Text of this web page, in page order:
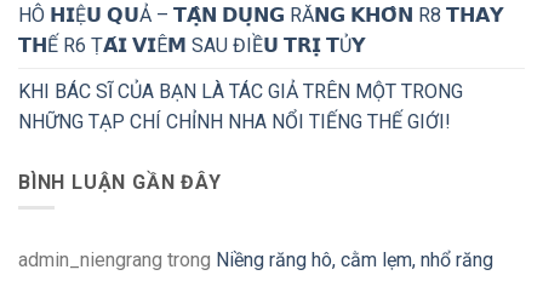
HÔ 𝗛𝗜Ệ𝗨 𝗤𝗨Ả – 𝗧𝗔̣̂𝗡 𝗗𝗨̣𝗡𝗚 RĂ𝗡𝗚 𝗞𝗛𝗢̂𝗡 R8 𝗧𝗛𝗔𝗬
𝗧𝗛Ế R6 Ṭ𝗔́𝗜 𝗩𝗜Ê𝗠 SAU ĐIỀ𝗨 𝗧𝗥𝗜̣ 𝗧Ủ𝗬
KHI BÁC SĨ CỦA BẠN LÀ TÁC GIẢ TRÊN MỘT TRONG
NHỮNG TẠP CHÍ CHỈNH NHA NỔI TIẾNG THẾ GIỚI!
BÌNH LUẬN GẦN ĐÂY
admin_niengrang trong Niềng răng hô, cằm lẹm, nhổ răng